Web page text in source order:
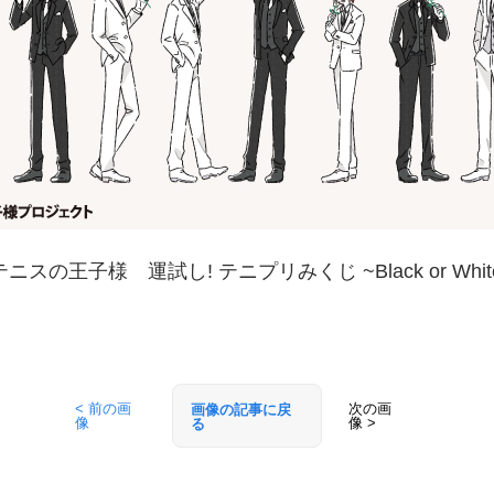
ニスの王子様 運試し! テニプリみくじ ~Black or
< 前の画
像
画像の記事に戻
る
次の画
像 >